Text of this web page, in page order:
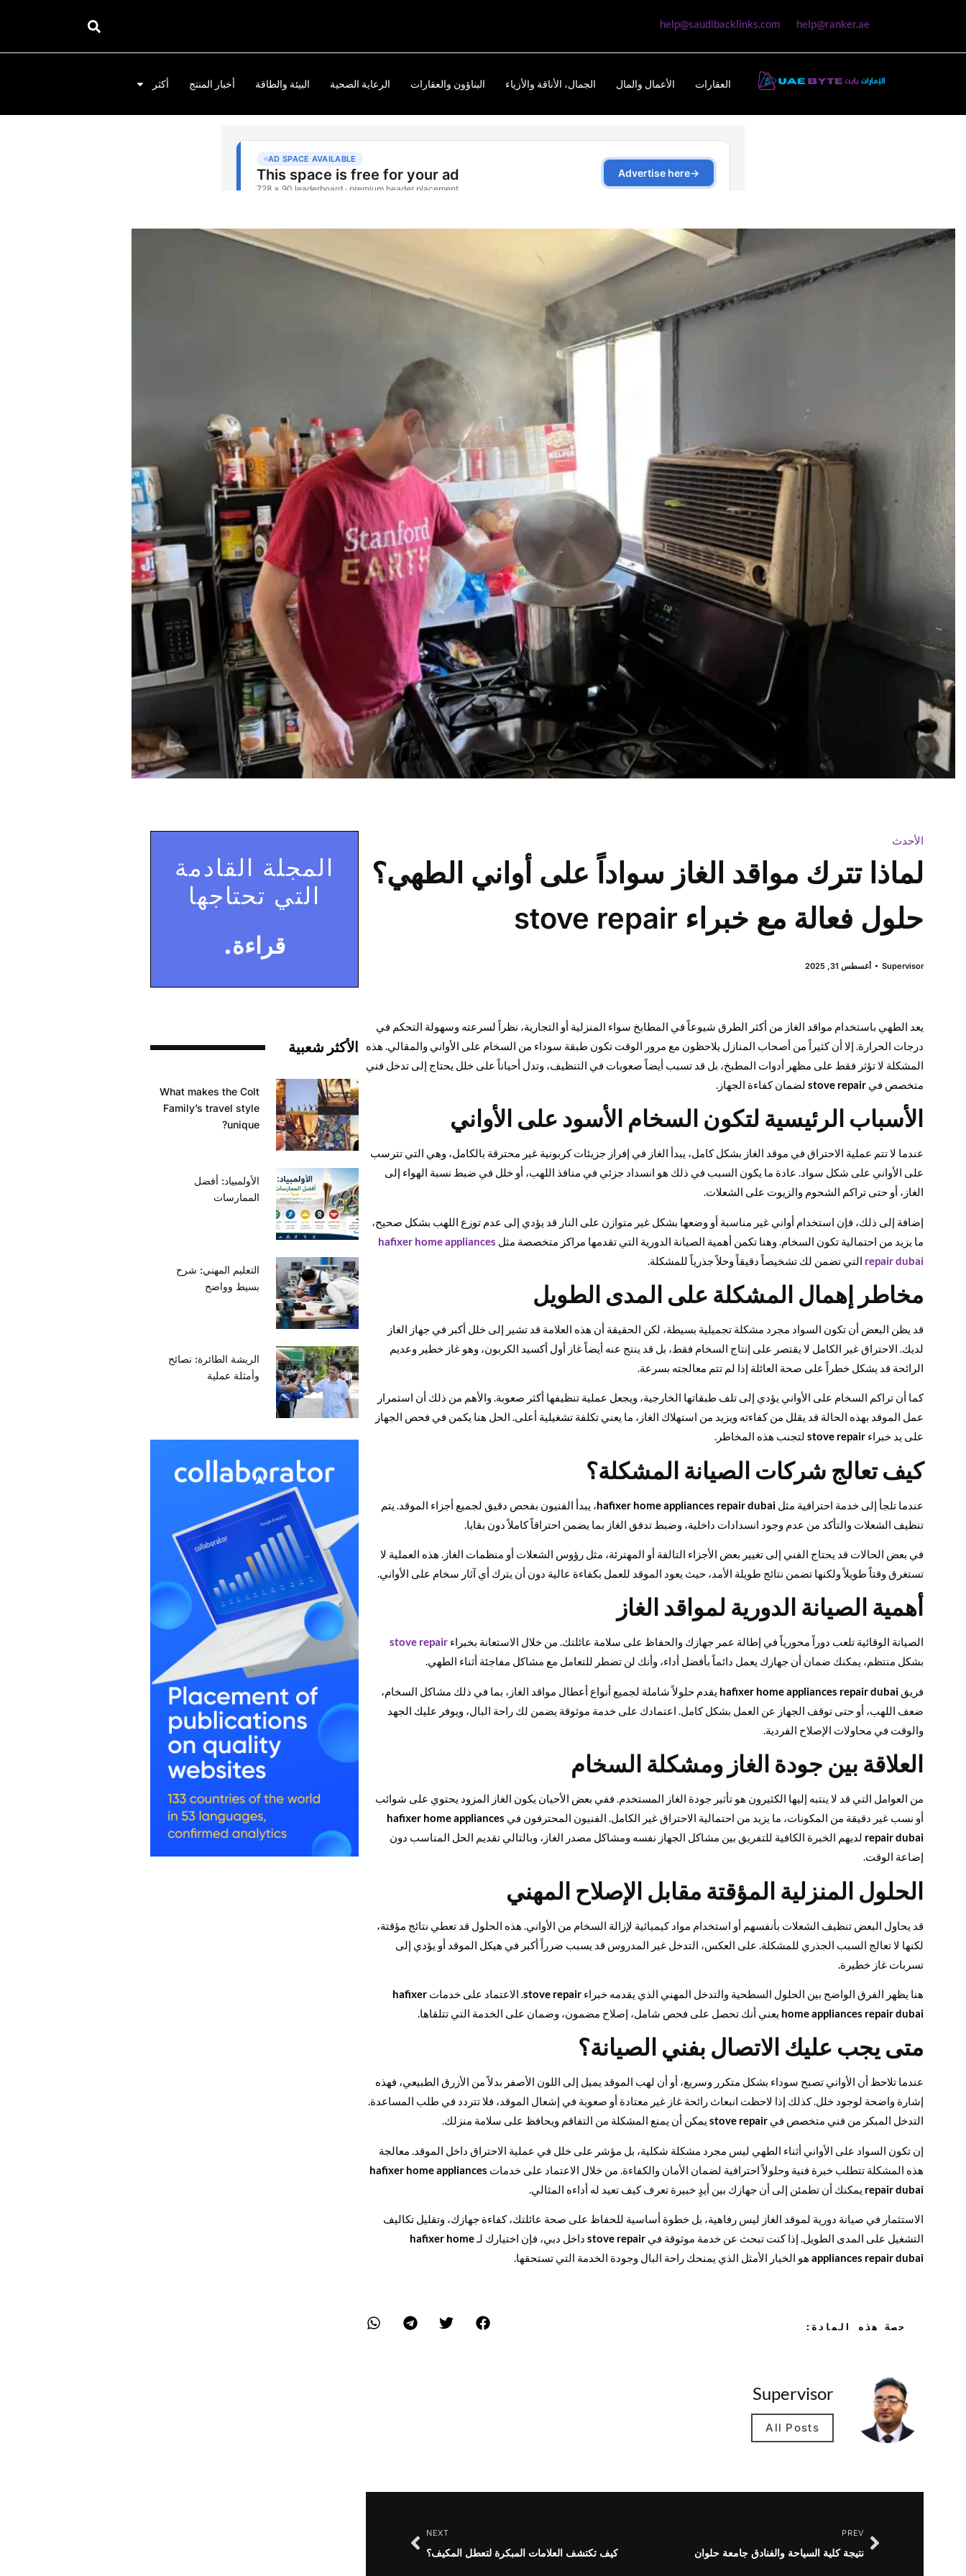
help@ranker.ae
help@saudibacklinks.com
العقارات الأعمال والمال الجمال، الأناقة والأزياء البناؤون والعقارات الرعاية الصحية البيئة والطاقة أخبار المنتج أكثر
الأحدث
لماذا تترك مواقد الغاز سواداً على أواني الطهي؟
حلول فعالة مع خبراء stove repair
Supervisor أغسطس 31, 2025
يعد الطهي باستخدام مواقد الغاز من أكثر الطرق شيوعاً في المطابخ سواء المنزلية أو التجارية، نظراً لسرعته وسهولة التحكم في
درجات الحرارة. إلا أن كثيراً من أصحاب المنازل يلاحظون مع مرور الوقت تكون طبقة سوداء من السخام على الأواني والمقالي. هذه
المشكلة لا تؤثر فقط على مظهر أدوات المطبخ، بل قد تسبب أيضاً صعوبات في التنظيف، وتدل أحياناً على خلل يحتاج إلى تدخل فني
متخصص في stove repair لضمان كفاءة الجهاز.
الأسباب الرئيسية لتكون السخام الأسود على الأواني
عندما لا تتم عملية الاحتراق في موقد الغاز بشكل كامل، يبدأ الغاز في إفراز جزيئات كربونية غير محترقة بالكامل، وهي التي تترسب
على الأواني على شكل سواد. عادة ما يكون السبب في ذلك هو انسداد جزئي في منافذ اللهب، أو خلل في ضبط نسبة الهواء إلى
الغاز، أو حتى تراكم الشحوم والزيوت على الشعلات.
إضافة إلى ذلك، فإن استخدام أواني غير مناسبة أو وضعها بشكل غير متوازن على النار قد يؤدي إلى عدم توزع اللهب بشكل صحيح،
ما يزيد من احتمالية تكون السخام. وهنا تكمن أهمية الصيانة الدورية التي تقدمها مراكز متخصصة مثل hafixer home appliances
repair dubai التي تضمن لك تشخيصاً دقيقاً وحلاً جذرياً للمشكلة.
مخاطر إهمال المشكلة على المدى الطويل
قد يظن البعض أن تكون السواد مجرد مشكلة تجميلية بسيطة، لكن الحقيقة أن هذه العلامة قد تشير إلى خلل أكبر في جهاز الغاز
لديك. الاحتراق غير الكامل لا يقتصر على إنتاج السخام فقط، بل قد ينتج عنه أيضاً غاز أول أكسيد الكربون، وهو غاز خطير وعديم
الرائحة قد يشكل خطراً على صحة العائلة إذا لم تتم معالجته بسرعة.
كما أن تراكم السخام على الأواني يؤدي إلى تلف طبقاتها الخارجية، ويجعل عملية تنظيفها أكثر صعوبة. والأهم من ذلك أن استمرار
عمل الموقد بهذه الحالة قد يقلل من كفاءته ويزيد من استهلاك الغاز، ما يعني تكلفة تشغيلية أعلى. الحل هنا يكمن في فحص الجهاز
على يد خبراء stove repair لتجنب هذه المخاطر.
كيف تعالج شركات الصيانة المشكلة؟
عندما تلجأ إلى خدمة احترافية مثل hafixer home appliances repair dubai، يبدأ الفنيون بفحص دقيق لجميع أجزاء الموقد. يتم
تنظيف الشعلات والتأكد من عدم وجود انسدادات داخلية، وضبط تدفق الغاز بما يضمن احتراقاً كاملاً دون بقايا.
في بعض الحالات قد يحتاج الفني إلى تغيير بعض الأجزاء التالفة أو المهترئة، مثل رؤوس الشعلات أو منظمات الغاز. هذه العملية لا
تستغرق وقتاً طويلاً ولكنها تضمن نتائج طويلة الأمد، حيث يعود الموقد للعمل بكفاءة عالية دون أن يترك أي آثار سخام على الأواني.
أهمية الصيانة الدورية لمواقد الغاز
الصيانة الوقائية تلعب دوراً محورياً في إطالة عمر جهازك والحفاظ على سلامة عائلتك. من خلال الاستعانة بخبراء stove repair
بشكل منتظم، يمكنك ضمان أن جهازك يعمل دائماً بأفضل أداء، وأنك لن تضطر للتعامل مع مشاكل مفاجئة أثناء الطهي.
فريق hafixer home appliances repair dubai يقدم حلولاً شاملة لجميع أنواع أعطال مواقد الغاز، بما في ذلك مشاكل السخام،
ضعف اللهب، أو حتى توقف الجهاز عن العمل بشكل كامل. اعتمادك على خدمة موثوقة يضمن لك راحة البال، ويوفر عليك الجهد
والوقت في محاولات الإصلاح الفردية.
العلاقة بين جودة الغاز ومشكلة السخام
من العوامل التي قد لا ينتبه إليها الكثيرون هو تأثير جودة الغاز المستخدم. ففي بعض الأحيان يكون الغاز المزود يحتوي على شوائب
أو نسب غير دقيقة من المكونات، ما يزيد من احتمالية الاحتراق غير الكامل. الفنيون المحترفون في hafixer home appliances
repair dubai لديهم الخبرة الكافية للتفريق بين مشاكل الجهاز نفسه ومشاكل مصدر الغاز، وبالتالي تقديم الحل المناسب دون
إضاعة الوقت.
الحلول المنزلية المؤقتة مقابل الإصلاح المهني
قد يحاول البعض تنظيف الشعلات بأنفسهم أو استخدام مواد كيميائية لإزالة السخام من الأواني. هذه الحلول قد تعطي نتائج مؤقتة،
لكنها لا تعالج السبب الجذري للمشكلة. على العكس، التدخل غير المدروس قد يسبب ضرراً أكبر في هيكل الموقد أو يؤدي إلى
تسربات غاز خطيرة.
هنا يظهر الفرق الواضح بين الحلول السطحية والتدخل المهني الذي يقدمه خبراء stove repair. الاعتماد على خدمات hafixer
home appliances repair dubai يعني أنك تحصل على فحص شامل، إصلاح مضمون، وضمان على الخدمة التي تتلقاها.
متى يجب عليك الاتصال بفني الصيانة؟
عندما تلاحظ أن الأواني تصبح سوداء بشكل متكرر وسريع، أو أن لهب الموقد يميل إلى اللون الأصفر بدلاً من الأزرق الطبيعي، فهذه
إشارة واضحة لوجود خلل. كذلك إذا لاحظت انبعاث رائحة غاز غير معتادة أو صعوبة في إشعال الموقد، فلا تتردد في طلب المساعدة.
التدخل المبكر من فني متخصص في stove repair يمكن أن يمنع المشكلة من التفاقم ويحافظ على سلامة منزلك.
إن تكون السواد على الأواني أثناء الطهي ليس مجرد مشكلة شكلية، بل مؤشر على خلل في عملية الاحتراق داخل الموقد. معالجة
هذه المشكلة تتطلب خبرة فنية وحلولاً احترافية لضمان الأمان والكفاءة. من خلال الاعتماد على خدمات hafixer home appliances
repair dubai يمكنك أن تطمئن إلى أن جهازك بين أيدٍ خبيرة تعرف كيف تعيد له أداءه المثالي.
الاستثمار في صيانة دورية لموقد الغاز ليس رفاهية، بل خطوة أساسية للحفاظ على صحة عائلتك، كفاءة جهازك، وتقليل تكاليف
التشغيل على المدى الطويل. إذا كنت تبحث عن خدمة موثوقة في stove repair داخل دبي، فإن اختيارك لـhafixer home
appliances repair dubai هو الخيار الأمثل الذي يمنحك راحة البال وجودة الخدمة التي تستحقها.
حصة هذه المادة:
Supervisor
All Posts
PREV
نتيجة كلية السياحة والفنادق جامعة حلوان
NEXT
كيف تكتشف العلامات المبكرة لتعطل المكيف؟
المجلة القادمة
التي تحتاجها
قراءة.
الأكثر شعبية
What makes the Colt
Family’s travel style
unique?
الأولمبياد: أفضل
الممارسات
التعليم المهني: شرح
بسيط وواضح
الريشة الطائرة: نصائح
وأمثلة عملية